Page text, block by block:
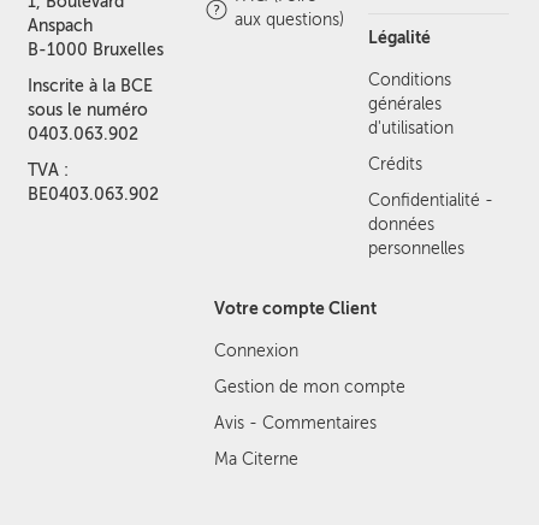
Anspach
B-1000 Bruxelles
Inscrite à la BCE
sous le numéro
0403.063.902
TVA :
BE0403.063.902
aux questions)
Légalité
Conditions
générales
d'utilisation
Crédits
Confidentialité -
données
personnelles
Votre compte Client
Connexion
Gestion de mon compte
Avis - Commentaires
Ma Citerne